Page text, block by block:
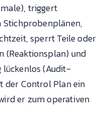
triggert
Stichprobenplänen,
sperrt Teile oder
(Reaktionsplan) und
(Audit-
der Control Plan ein
er zum operativen